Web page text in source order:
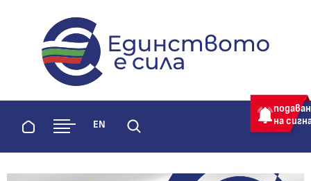
evroto.bgОфициална страница за приемане
Начало EN
на